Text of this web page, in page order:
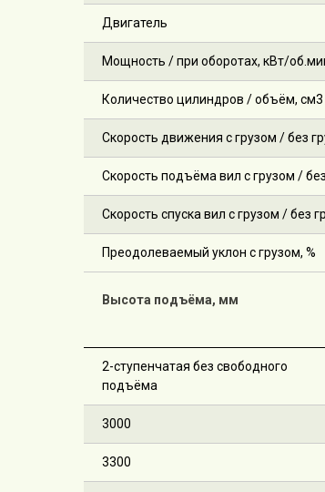
Двигатель
Мощность / при оборотах, кВт/
Количество цилиндров / объём, см3
Скорость движения с грузом / без
Скорость подъёма вил с грузом /
Скорость спуска вил с грузом / без
Преодолеваемый уклон с грузом, %
Высота подъёма, мм
2-ступенчатая без свободного
подъёма
3000
3300